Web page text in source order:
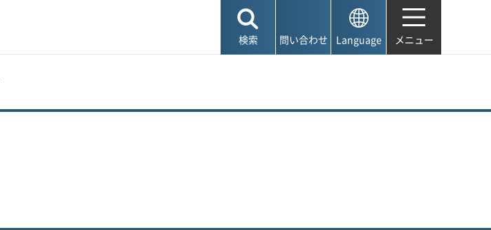
検索 問い合わせ Language メニュー